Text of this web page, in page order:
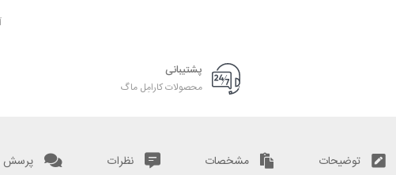
پشتیبانی
محصولات کارامِل ماگ
توضیحات مشخصات نظرات پرسش